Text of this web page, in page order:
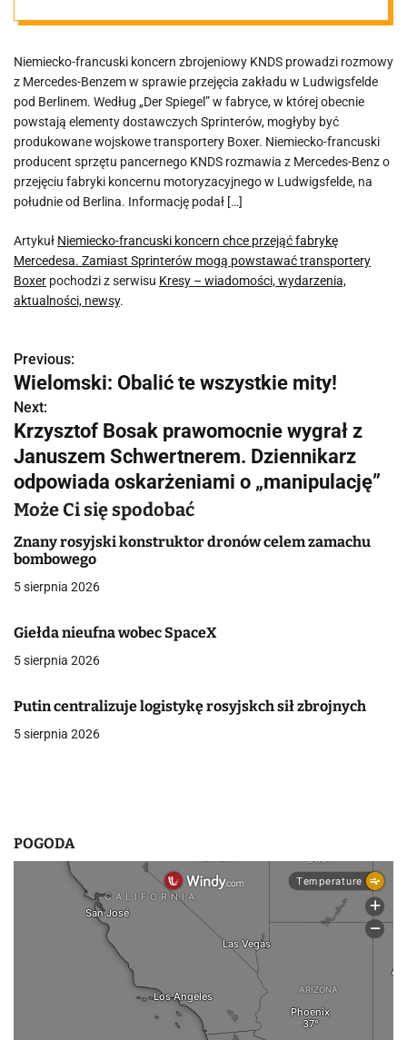
Mercedesa.
Zamiast
Sprinterów
mogą
powstawać
transportery
Niemiecko-francuski koncern zbrojeniowy KNDS prowadzi rozmowy
z Mercedes-Benzem w sprawie przejęcia zakładu w Ludwigsfelde
pod Berlinem. Według „Der Spiegel” w fabryce, w której obecnie
powstają elementy dostawczych Sprinterów, mogłyby być
produkowane wojskowe transportery Boxer. Niemiecko-francuski
producent sprzętu pancernego KNDS rozmawia z Mercedes-Benz o
przejęciu fabryki koncernu motoryzacyjnego w Ludwigsfelde, na
południe od Berlina. Informację podał […]
Artykuł Niemiecko-francuski koncern chce przejąć fabrykę
Mercedesa. Zamiast Sprinterów mogą powstawać transportery
Boxer pochodzi z serwisu Kresy – wiadomości, wydarzenia,
aktualności, newsy.
N
a
w
i
g
a
c
a
p
i
Previous:
Wielomski: Obalić te wszystkie mity!
Next:
Krzysztof Bosak prawomocnie wygrał z
Januszem Schwertnerem. Dziennikarz
odpowiada oskarżeniami o „manipulację”
Może Ci się spodobać
Znany rosyjski konstruktor dronów celem zamachu
bombowego
5 sierpnia 2026
Giełda nieufna wobec SpaceX
5 sierpnia 2026
Putin centralizuje logistykę rosyjskch sił zbrojnych
5 sierpnia 2026
POGODA